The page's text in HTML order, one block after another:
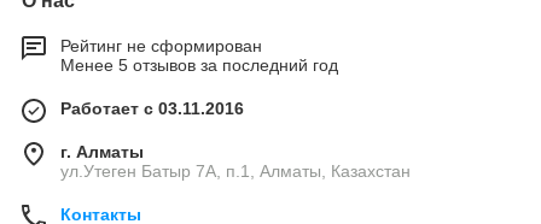
Рейтинг не сформирован
Менее 5 отзывов за последний год
Работает с 03.11.2016
г. Алматы
ул.Утеген Батыр 7А, п.1, Алматы, Казахстан
Контакты